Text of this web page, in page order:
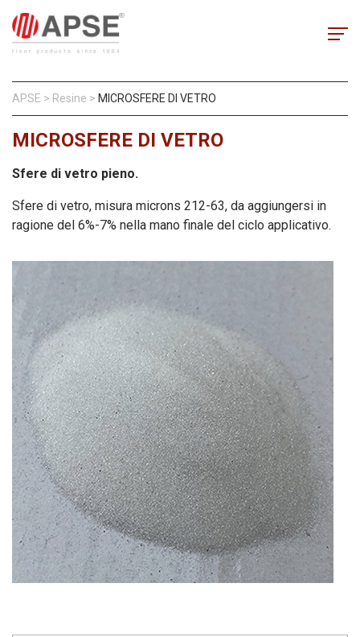
APSE > Resine > MICROSFERE DI VETRO
MICROSFERE DI VETRO
Sfere di vetro pieno.
Sfere di vetro, misura microns 212-63, da aggiungersi in
ragione del 6%-7% nella mano finale del ciclo applicativo.